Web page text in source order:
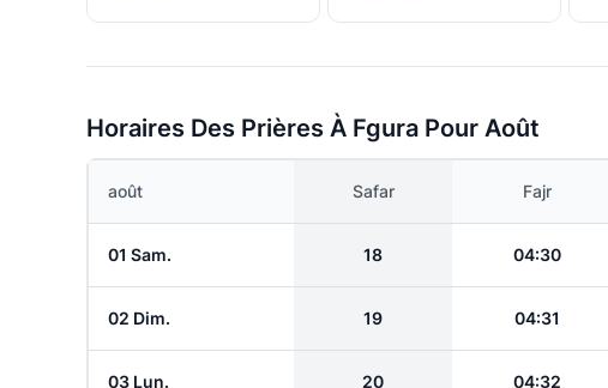
Horaires Des Prières À Fgura Pour Août
août Safar Fajr
01 Sam. 18 04:30
02 Dim. 19 04:31
03 Lun. 20 04:32